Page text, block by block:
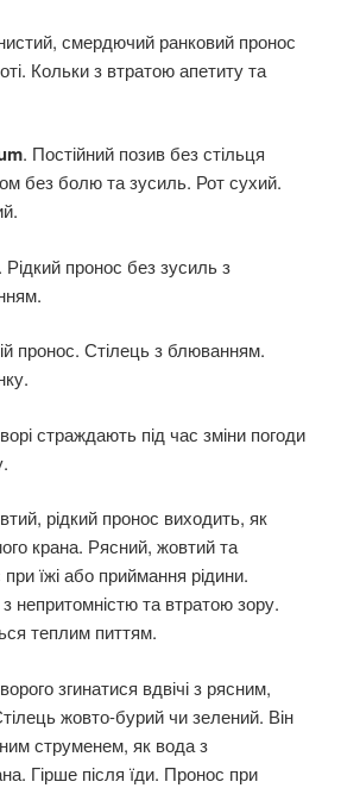
смердючий ранковий пронос
Кольки з втратою апетиту та
. Постійний позив без стільця
без болю та зусиль. Рот сухий.
. Рідкий пронос без зусиль з
пронос. Стілець з блюванням.
страждають під час зміни погоди
рідкий пронос виходить, як
крана. Рясний, жовтий та
їжі або приймання рідини.
непритомністю та втратою зору.
теплим питтям.
згинатися вдвічі з рясним,
жовто-бурий чи зелений. Він
струменем, як вода з
Гірше після їди. Пронос при